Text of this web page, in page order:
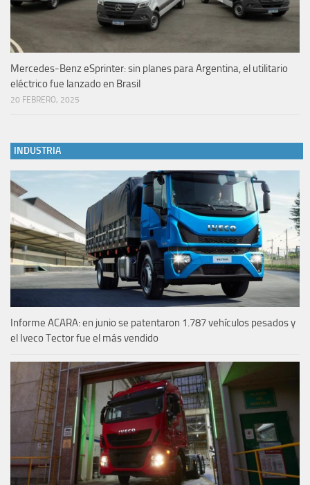
Mercedes-Benz eSprinter: sin planes para Argentina, el utilitario
eléctrico fue lanzado en Brasil
20 FEBRERO, 2025
INDUSTRIA
Informe ACARA: en junio se patentaron 1.787 vehículos pesados y
el Iveco Tector fue el más vendido